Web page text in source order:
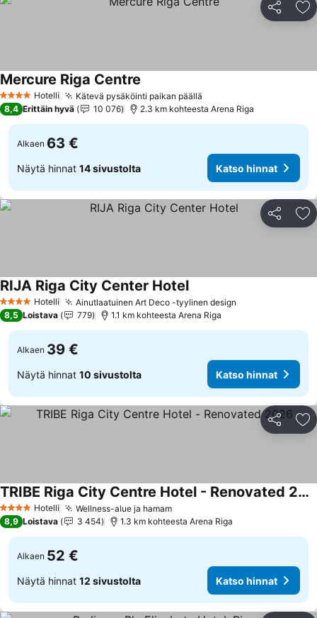
Jaa
4 Tähtiluokitus
Hotelli Kätevä pysäköinti paikan päällä
Mercure Riga Centre
8,4 Erittäin hyvä 10 076 2.3 km kohteesta Arena Riga
Alkaen 63 €
Näytä hinnat 14 sivustolta Katso hinnat
Jaa
4 Tähtiluokitus
Hotelli Ainutlaatuinen Art Deco -tyylinen design
RIJA Riga City Center Hotel
8,5 Loistava 779 1.1 km kohteesta Arena Riga
Alkaen 39 €
Näytä hinnat 10 sivustolta Katso hinnat
Jaa
4 Tähtiluokitus
Hotelli Wellness-alue ja hamam
TRIBE Riga City Centre Hotel - Renovated 2026
8,9 Loistava 3 454 1.3 km kohteesta Arena Riga
Alkaen 52 €
Näytä hinnat 12 sivustolta Katso hinnat